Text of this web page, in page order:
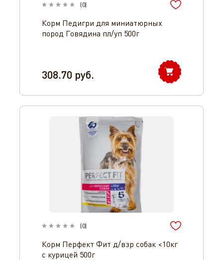
(0)
Корм Педигри для миниатюрных
пород Говядина пл/уп 500г
308.70 руб.
(0)
Корм Перфект Фит д/взр собак <10кг
с курицей 500г